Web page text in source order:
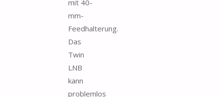
mit 40-
mm-
Feedhalterung.
Das
Twin
LNB
kann
problemlos